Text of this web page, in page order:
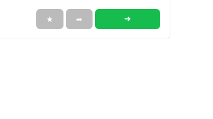
★ ➦ ➜